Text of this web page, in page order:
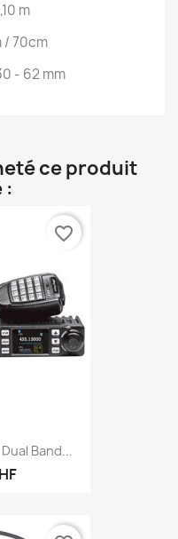
m
/ 70cm
- 62 mm
ce produit
:
Band...
favorite_border